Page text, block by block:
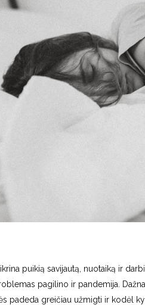
puikią savijautą, nuotaiką ir
pagilino ir pandemija.
padeda greičiau užmigti ir kodėl